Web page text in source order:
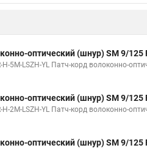
оптический (шнур) SM 9/125
H-5M-LSZH-YL Патч-корд волоконно-
оптический (шнур) SM 9/125
H-2M-LSZH-YL Патч-корд волоконно-
оптический (шнур) SM 9/125